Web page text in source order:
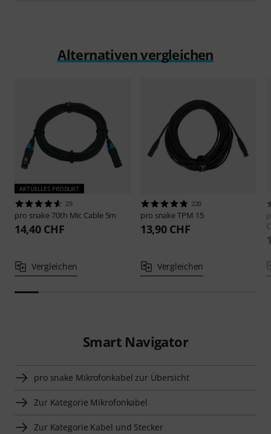
Alternativen vergleichen
AKTUELLES PRODUKT
29
pro snake70th Mic Cable 5m
14,40 CHF
Vergleichen
220
pro snakeTPM 15
13,90 CHF
Vergleichen
Smart Navigator
pro snake Mikrofonkabel zur Übersicht
Zur Kategorie Mikrofonkabel
Zur Kategorie Kabel und Stecker